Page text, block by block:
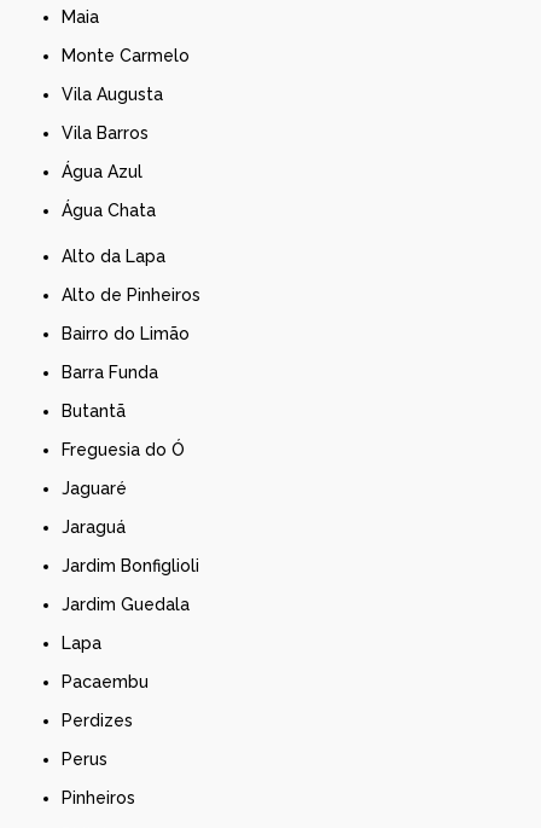
Maia
Monte Carmelo
Vila Augusta
Vila Barros
Água Azul
Água Chata
Alto da Lapa
Alto de Pinheiros
Bairro do Limão
Barra Funda
Butantã
Freguesia do Ó
Jaguaré
Jaraguá
Jardim Bonfiglioli
Jardim Guedala
Lapa
Pacaembu
Perdizes
Perus
Pinheiros